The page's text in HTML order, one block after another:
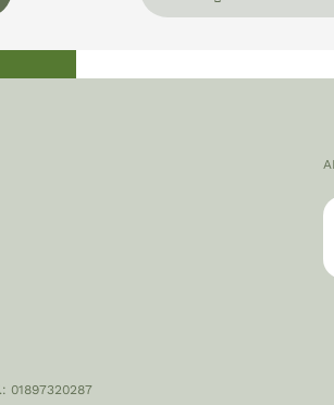
01897320287